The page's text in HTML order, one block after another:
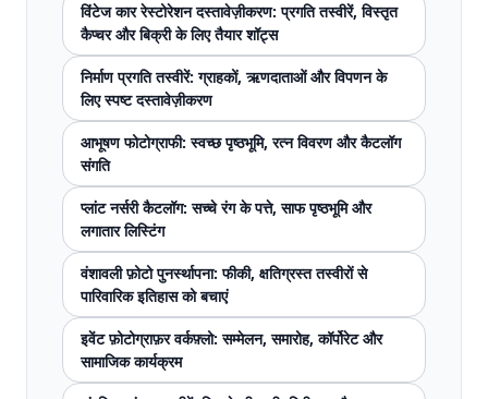
विंटेज कार रेस्टोरेशन दस्तावेज़ीकरण: प्रगति तस्वीरें, विस्तृत
कैप्चर और बिक्री के लिए तैयार शॉट्स
निर्माण प्रगति तस्वीरें: ग्राहकों, ऋणदाताओं और विपणन के
लिए स्पष्ट दस्तावेज़ीकरण
आभूषण फोटोग्राफी: स्वच्छ पृष्ठभूमि, रत्न विवरण और कैटलॉग
संगति
प्लांट नर्सरी कैटलॉग: सच्चे रंग के पत्ते, साफ पृष्ठभूमि और
लगातार लिस्टिंग
वंशावली फ़ोटो पुनर्स्थापना: फीकी, क्षतिग्रस्त तस्वीरों से
पारिवारिक इतिहास को बचाएं
इवेंट फ़ोटोग्राफ़र वर्कफ़्लो: सम्मेलन, समारोह, कॉर्पोरेट और
सामाजिक कार्यक्रम